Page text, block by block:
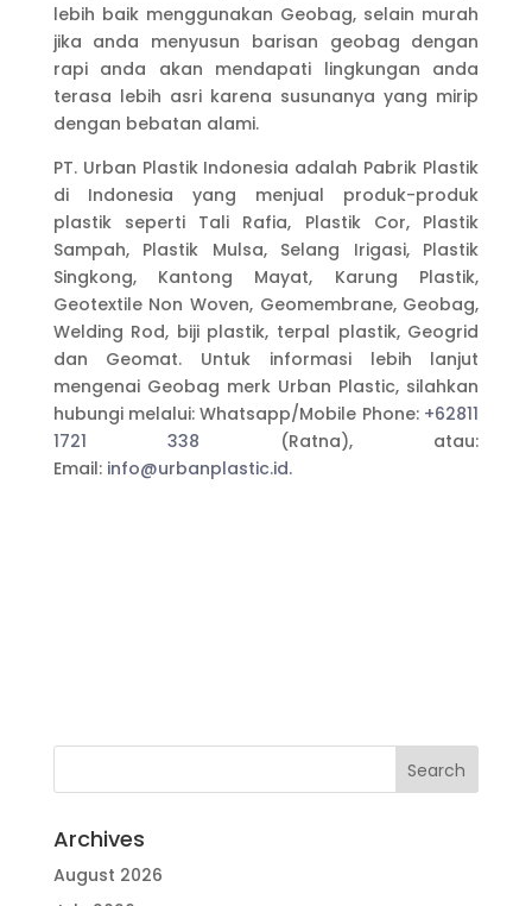
lebih baik menggunakan Geobag, selain murah
jika anda menyusun barisan geobag dengan
rapi anda akan mendapati lingkungan anda
terasa lebih asri karena susunanya yang mirip
dengan bebatan alami.
PT. Urban Plastik Indonesia adalah Pabrik Plastik
di Indonesia yang menjual produk-produk
plastik seperti Tali Rafia, Plastik Cor, Plastik
Sampah, Plastik Mulsa, Selang Irigasi, Plastik
Singkong, Kantong Mayat, Karung Plastik,
Geotextile Non Woven, Geomembrane, Geobag,
Welding Rod, biji plastik, terpal plastik, Geogrid
dan Geomat. Untuk informasi lebih lanjut
mengenai Geobag merk Urban Plastic, silahkan
hubungi melalui: Whatsapp/Mobile Phone: +62811
1721 338 (Ratna), atau:
Email: info@urbanplastic.id.
Archives
August 2026